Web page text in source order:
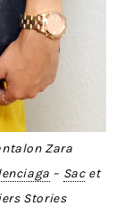
Zara
– Sacet
Stories